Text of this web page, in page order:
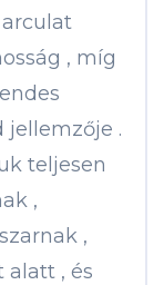
, míg
jellemzője .
teljesen
,
,
alatt , és